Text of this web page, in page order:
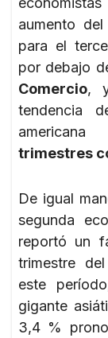
aumento del
para el
por debajo
Comercio,
tendencia
trimestres
De igual
segunda
reportó un
trimestre
este
gigante
3,4 %